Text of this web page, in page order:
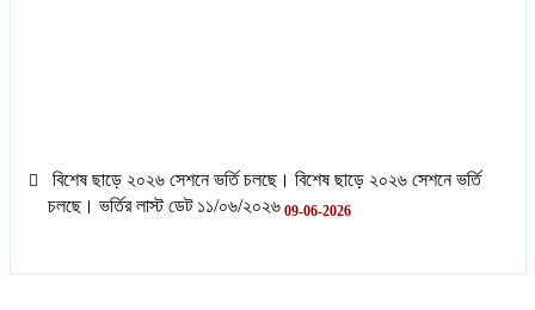
বিশেষ ছাড়ে ২০২৬ সেশনে ভর্তি চলছে। বিশেষ ছাড়ে ২০২৬ সেশনে ভর্তি
চলছে। ভর্তির লাস্ট ডেট ১১/০৬/২০২৬ 09-06-2026